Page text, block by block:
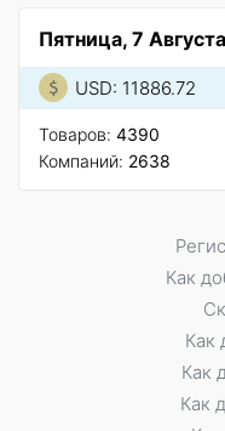
Пятница, 7
USD: 11886.72
Товаров: 4390
Компаний: 2638
Как
Как
Как
Как